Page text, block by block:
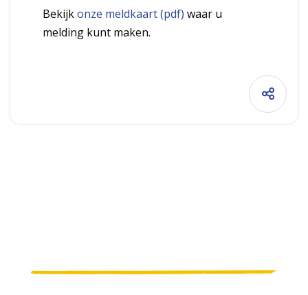
Bekijkonze meldkaart (pdf) waar u
melding kunt maken.